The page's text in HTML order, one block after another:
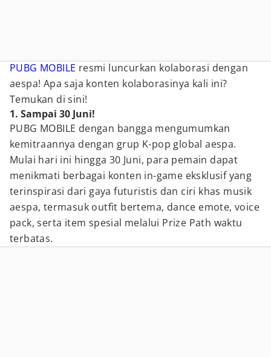
PUBG MOBILE resmi luncurkan kolaborasi dengan
aespa! Apa saja konten kolaborasinya kali ini?
Temukan di sini!
1. Sampai 30 Juni!
PUBG MOBILE dengan bangga mengumumkan
kemitraannya dengan grup K-pop global aespa.
Mulai hari ini hingga 30 Juni, para pemain dapat
menikmati berbagai konten in-game eksklusif yang
terinspirasi dari gaya futuristis dan ciri khas musik
aespa, termasuk outfit bertema, dance emote, voice
pack, serta item spesial melalui Prize Path waktu
terbatas.